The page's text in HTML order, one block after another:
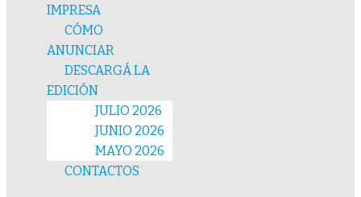
IMPRESA
CÓMO
ANUNCIAR
DESCARGÁ LA
EDICIÓN
JULIO 2026
JUNIO 2026
MAYO 2026
CONTACTOS